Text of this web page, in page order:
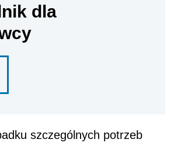
dla
szczególnych potrzeb